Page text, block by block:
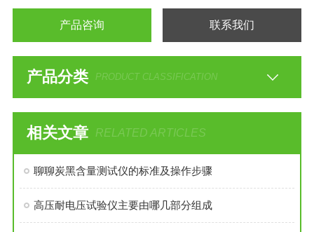
控温等优点。
ASTM D1603炭黑含量测试仪
产品咨询 联系我们
产品分类 PRODUCT CLASSIFICATION
相关文章 RELATED ARTICLES
聊聊炭黑含量测试仪的标准及操作步骤
高压耐电压试验仪主要由哪几部分组成